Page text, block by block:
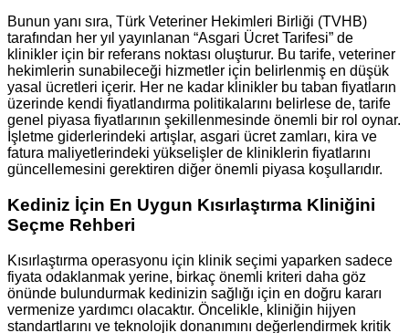
Bunun yanı sıra, Türk Veteriner Hekimleri Birliği (TVHB)
tarafından her yıl yayınlanan “Asgari Ücret Tarifesi” de
klinikler için bir referans noktası oluşturur. Bu tarife, veteriner
hekimlerin sunabileceği hizmetler için belirlenmiş en düşük
yasal ücretleri içerir. Her ne kadar klinikler bu taban fiyatların
üzerinde kendi fiyatlandırma politikalarını belirlese de, tarife
genel piyasa fiyatlarının şekillenmesinde önemli bir rol oynar.
İşletme giderlerindeki artışlar, asgari ücret zamları, kira ve
fatura maliyetlerindeki yükselişler de kliniklerin fiyatlarını
güncellemesini gerektiren diğer önemli piyasa koşullarıdır.
Kediniz İçin En Uygun Kısırlaştırma Kliniğini
Seçme Rehberi
Kısırlaştırma operasyonu için klinik seçimi yaparken sadece
fiyata odaklanmak yerine, birkaç önemli kriteri daha göz
önünde bulundurmak kedinizin sağlığı için en doğru kararı
vermenize yardımcı olacaktır. Öncelikle, kliniğin hijyen
standartlarını ve teknolojik donanımını değerlendirmek kritik